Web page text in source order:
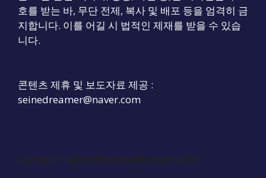
호를 받는 바, 무단 전제, 복사 및 배포 등을 엄격히 금
지합니다. 이를 어길 시 법적인 제재를 받을 수 있습
니다.
콘텐츠 제휴 및 보도자료 제공 :
seinedreamer@naver.com
Contact : seinedreamer@naver.com